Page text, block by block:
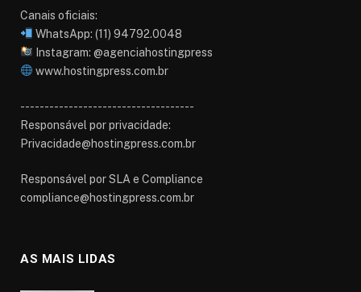
Canais oficiais:
WhatsApp: (11) 94792.0048
Instagram: @agenciahostingpress
www.hostingpress.com.br⁠
------------------------------------
Responsável por privacidade:
Privacidade@hostingpress.com.br
Responsável por SLA e Compliance
compliance@hostingpress.com.br
AS MAIS LIDAS